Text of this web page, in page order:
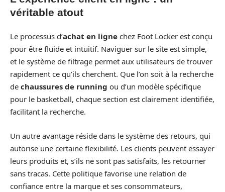
véritable atout
Le processus d’achat en ligne chez Foot Locker est conçu
pour être fluide et intuitif. Naviguer sur le site est simple,
et le système de filtrage permet aux utilisateurs de trouver
rapidement ce qu’ils cherchent. Que l’on soit à la recherche
de chaussures de running ou d’un modèle spécifique
pour le basketball, chaque section est clairement identifiée,
facilitant la recherche.
Un autre avantage réside dans le système des retours, qui
autorise une certaine flexibilité. Les clients peuvent essayer
leurs produits et, s’ils ne sont pas satisfaits, les retourner
sans tracas. Cette politique favorise une relation de
confiance entre la marque et ses consommateurs,